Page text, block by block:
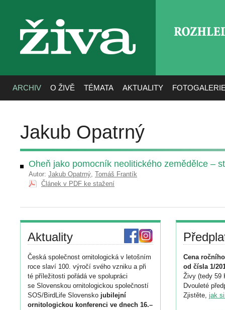
živa
ARCHIV O ŽIVĚ TÉMATA AKTUALITY
Jakub Opatrný
Oheň jako pomocník neolitického zemědělce –
Autor: Jakub Opatrný, Tomáš Frantík
Článek v PDF ke stažení
Aktuality
Česká společnost ornitologická v letošním
roce slaví 100. výročí svého vzniku a při
té příležitosti pořádá ve spolupráci
se Slovenskou ornitologickou společností
SOS/BirdLife Slovensko jubilejní
ornitologickou konferenci ve dnech 16.–
Cena
od čísla 1/
Živy (tedy 59
Dvouleté
Zjistěte, jak